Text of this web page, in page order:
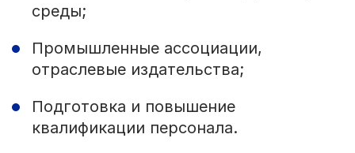
среды;
Промышленные ассоциации,
отраслевые издательства;
Подготовка и повышение
квалификации персонала.